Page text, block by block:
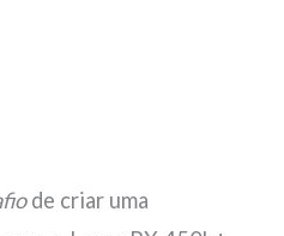
de criar uma